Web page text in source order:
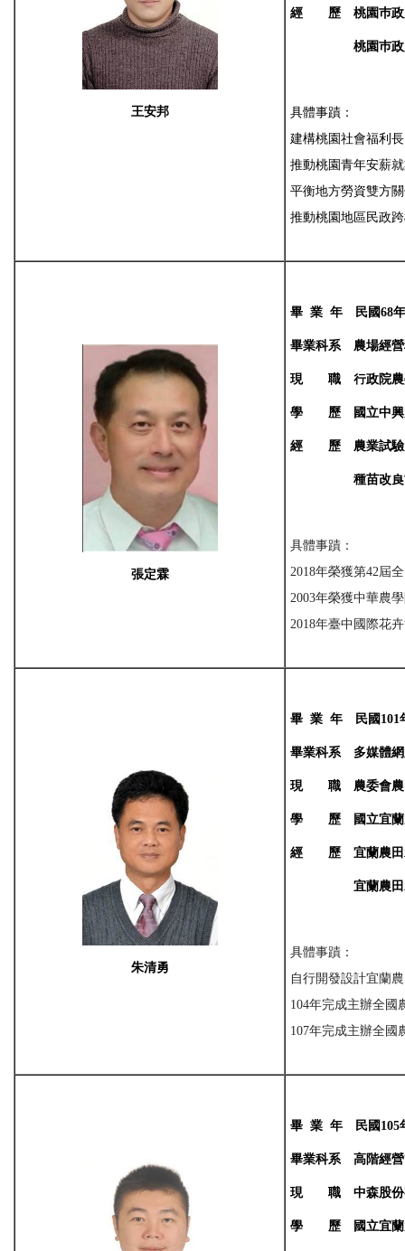
王安邦
經 歷 桃園巿
桃園巿
具體事蹟：
建構桃園社會福利長
推動桃園青年安薪
平衡地方勞資雙方
推動桃園地區民政跨
張定霖
畢 業 年 民國68年
畢業科系 農場經
現 職 行政院
學 歷 國立中
經 歷 農業試
種苗改
具體事蹟：
2018年榮獲第42屆
2003年榮獲中華農
2018年臺中國際花
朱清勇
畢 業 年 民國 101
畢業科系 多媒體
現 職 農委會
學 歷 國立宜
經 歷 宜蘭農
宜蘭農
具體事蹟：
自行開發設計宜蘭
104年完成主辦全國
107年完成主辦全國
畢 業 年 民國 105
畢業科系 高階經
現 職 中森股
學 歷 國立宜